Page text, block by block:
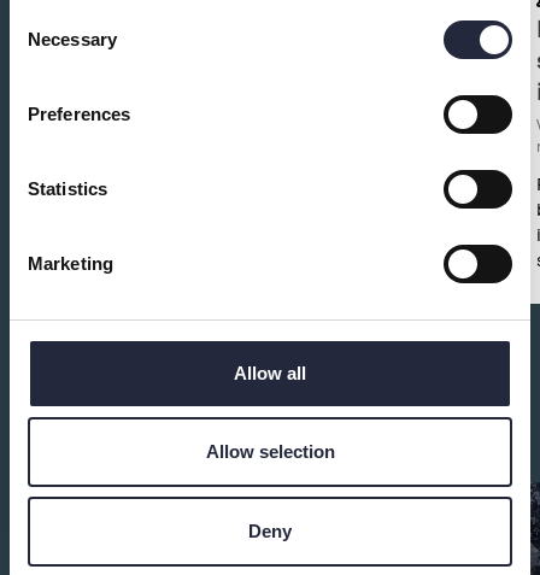
Selection
Necessary
Preferences
Statistics
Marketing
Allow all
Allow selection
Deny
december
14
klockan 17.00. Häng med bakom kulisserna i
Barlingbo Bryggeri, njut av doften på humle och malt
unik upplevelse om gotländskt brygghantverk!
Fler evenemang på ön 6 juni